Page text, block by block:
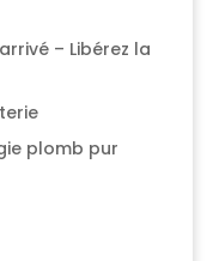
– Libérez la
plomb pur